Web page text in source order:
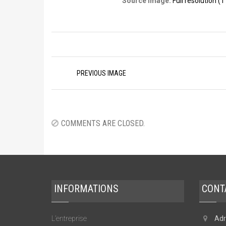
navigationPREVIOUS IMAGE
COMMENTS ARE CLOSED.
INFORMATIONS
L’entreprise